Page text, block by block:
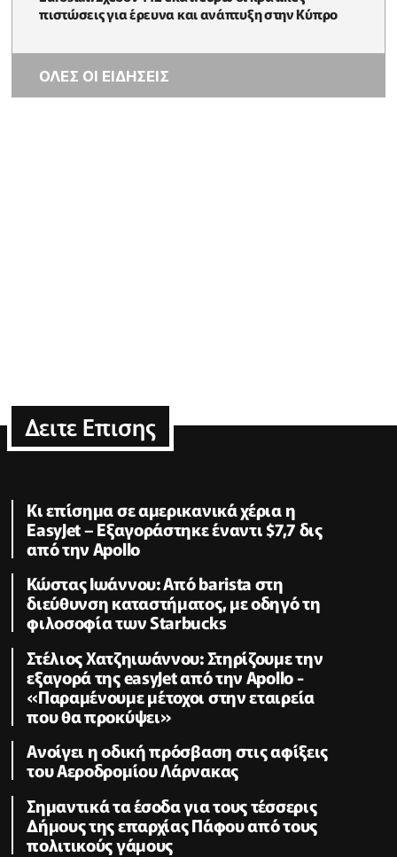
πιστώσεις για έρευνα και ανάπτυξη στην Κύπρο
ΟΛΕΣ ΟΙ ΕΙΔΗΣΕΙΣ
Δειτε Επισης
Κι επίσημα σε αμερικανικά χέρια η
EasyJet – Εξαγοράστηκε έναντι $7,7 δις
από την Apollo
Κώστας Ιωάννου: Από barista στη
διεύθυνση καταστήματος, με οδηγό τη
φιλοσοφία των Starbucks
Στέλιος Χατζηιωάννου: Στηρίζουμε την
εξαγορά της easyJet από την Apollo -
«Παραμένουμε μέτοχοι στην εταιρεία
που θα προκύψει»
Ανοίγει η οδική πρόσβαση στις αφίξεις
του Αεροδρομίου Λάρνακας
Σημαντικά τα έσοδα για τους τέσσερις
Δήμους της επαρχίας Πάφου από τους
πολιτικούς γάμους